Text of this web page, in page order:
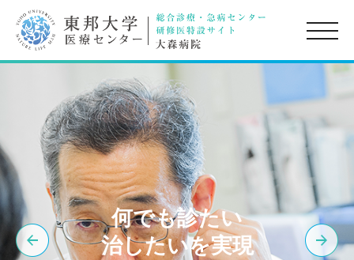
toggle
何でも診たい
治したいを実現